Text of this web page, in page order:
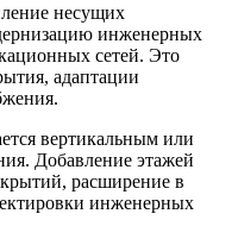
несущих
инженерных
сетей. Это
адаптации
вертикальным или
Добавление этажей
расширение в
инженерных